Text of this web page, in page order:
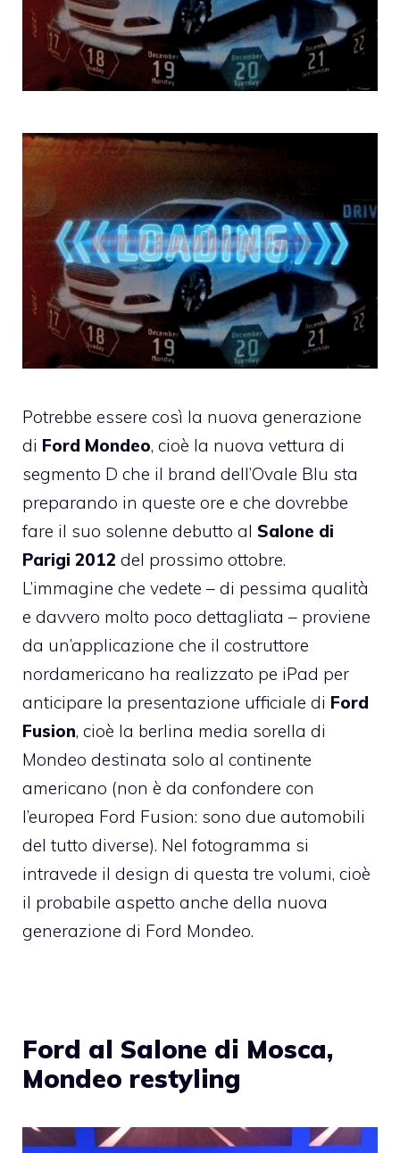
Potrebbe essere così la nuova generazione
di Ford Mondeo, cioè la nuova vettura di
segmento D che il brand dell’Ovale Blu sta
preparando in queste ore e che dovrebbe
fare il suo solenne debutto al Salone di
Parigi 2012 del prossimo ottobre.
L’immagine che vedete – di pessima qualità
e davvero molto poco dettagliata – proviene
da un’applicazione che il costruttore
nordamericano ha realizzato pe iPad per
anticipare la presentazione ufficiale di Ford
Fusion, cioè la berlina media sorella di
Mondeo destinata solo al continente
americano (non è da confondere con
l’europea Ford Fusion: sono due automobili
del tutto diverse). Nel fotogramma si
intravede il design di questa tre volumi, cioè
il probabile aspetto anche della nuova
generazione di Ford Mondeo.
Ford al Salone di Mosca,
Mondeo restyling